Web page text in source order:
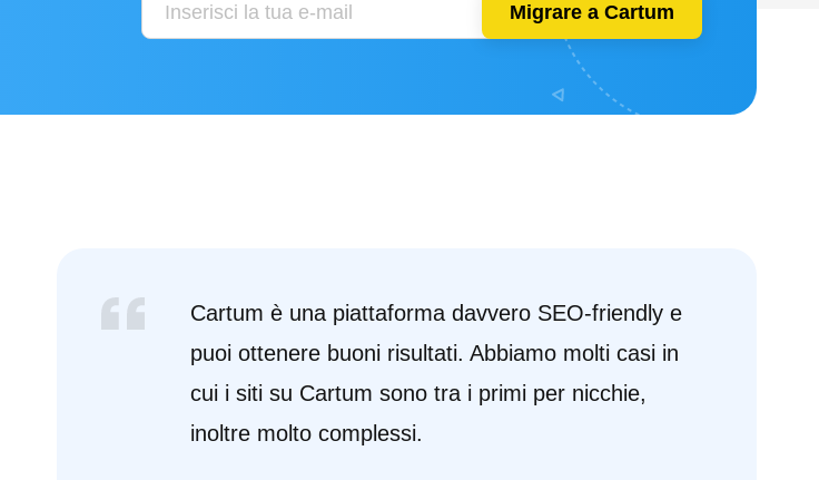
Migrare a Cartum
Cartum è una piattaforma davvero SEO-friendly e
puoi ottenere buoni risultati. Abbiamo molti casi in
cui i siti su Cartum sono tra i primi per nicchie,
inoltre molto complessi.